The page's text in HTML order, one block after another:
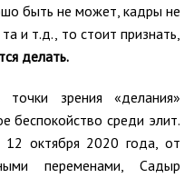
быть не может, кадры не
и т.д., то стоит признать,
делать.
зрения «делания»
беспокойство среди элит.
октября 2020 года, от
переменами, Садыр